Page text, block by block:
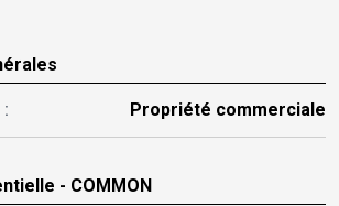
Propriété commerciale
- COMMON